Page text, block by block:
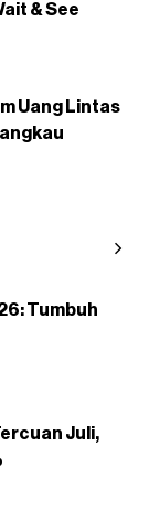
& See
Uang Lintas
Tumbuh
Juli,